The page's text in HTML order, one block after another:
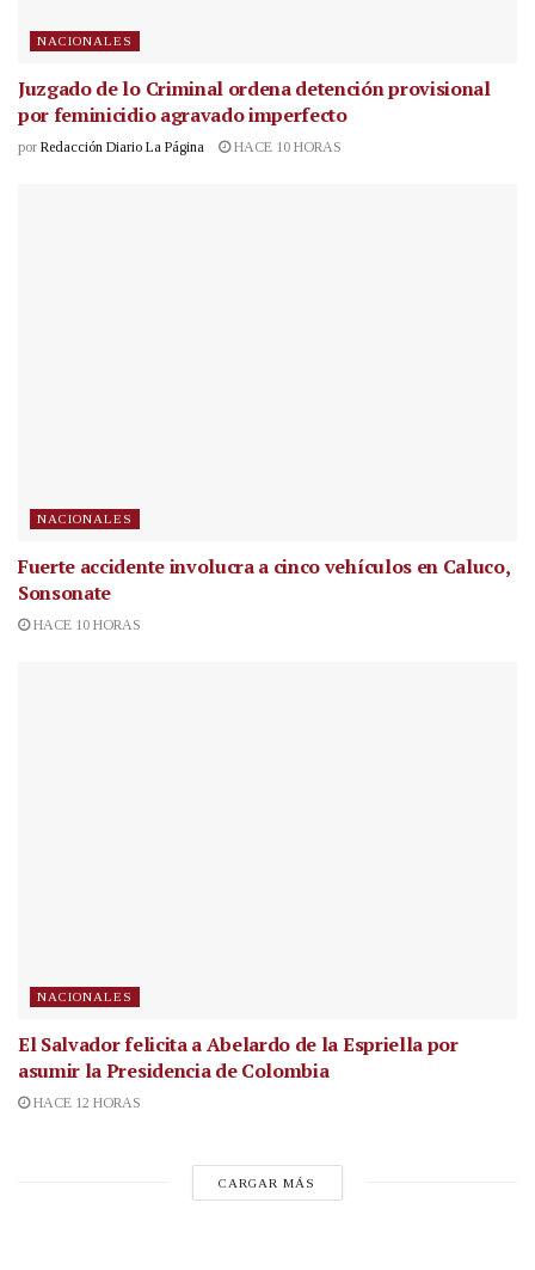
NACIONALES
Juzgado de lo Criminal ordena detención provisional
por feminicidio agravado imperfecto
por Redacción Diario La Página HACE 10 HORAS
NACIONALES
Fuerte accidente involucra a cinco vehículos en Caluco,
Sonsonate
HACE 10 HORAS
NACIONALES
El Salvador felicita a Abelardo de la Espriella por
asumir la Presidencia de Colombia
HACE 12 HORAS
CARGAR MÁS